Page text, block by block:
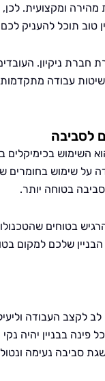
ומקצועית.
טוב תוכל להעניק
חברת ניקיון.
שיטות עבודה
לסביבה
השימוש
על שימוש
בטוחה יותר.
בטוחים
שלכם למקום
לקצב העבודה
פינה בבניין יהיה
סביבה נעימה